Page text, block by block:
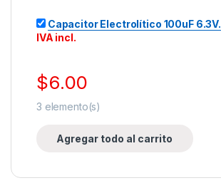
Capacitor Electrolítico 100uF 6.3V.
IVA incl.
$6.00
3 elemento(s)
Agregar todo al carrito